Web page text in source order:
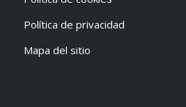
Política de privacidad
Mapa del sitio